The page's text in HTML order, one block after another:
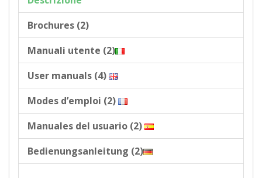
Brochures (2)
Manuali utente (2)
User manuals (4)
Modes d’emploi (2)
Manuales del usuario (2)
Bedienungsanleitung (2)